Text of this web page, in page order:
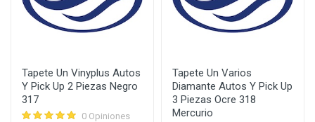
Tapete Un Vinyplus Autos
Y Pick Up 2 Piezas Negro
317
0 Opiniones
Tapete Un Varios
Diamante Autos Y Pick Up
3 Piezas Ocre 318
Mercurio